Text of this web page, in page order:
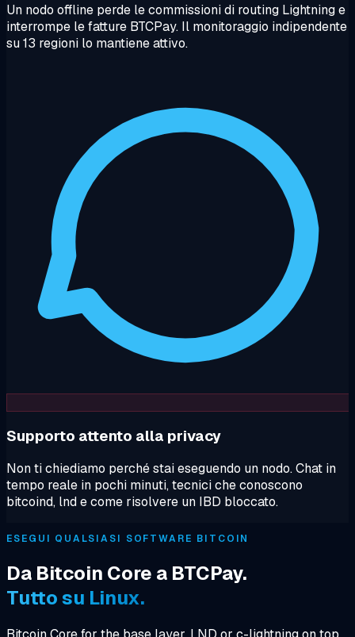
Un nodo offline perde le commissioni di routing Lightning e
interrompe le fatture BTCPay. Il monitoraggio indipendente
su 13 regioni lo mantiene attivo.
Supporto attento alla privacy
Non ti chiediamo perché stai eseguendo un nodo. Chat in
tempo reale in pochi minuti, tecnici che conoscono
bitcoind, lnd e come risolvere un IBD bloccato.
ESEGUI QUALSIASI SOFTWARE BITCOIN
Da Bitcoin Core a BTCPay.
Tutto su Linux.